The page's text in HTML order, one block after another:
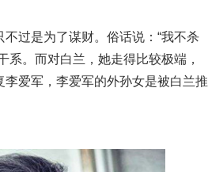
过是为了谋财。俗话说：“我不杀
系。而对白兰，她走得比较极端，
爱军，李爱军的外孙女是被白兰推